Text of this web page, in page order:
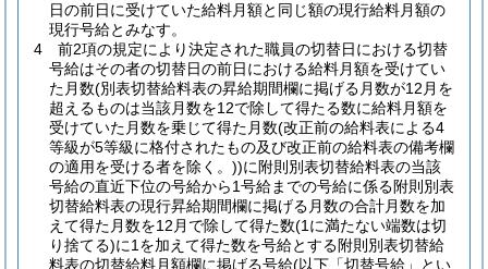
日の前日に受けていた給料月額と同じ額の現行給料月額の
現行号給とみなす。
4
前2項の規定により決定された職員の切替日における切替
号給はその者の切替日の前日における給料月額を受けてい
た月数(別表切替給料表の昇給期間欄に掲げる月数が12月を
超えるものは当該月数を12で除して得たる数に給料月額を
受けていた月数を乗じて得た月数(改正前の給料表による4
等級が5等級に格付されたもの及び改正前の給料表の備考欄
の適用を受ける者を除く。))に附則別表切替給料表の当該
号給の直近下位の号給から1号給までの号給に係る附則別表
切替給料表の現行昇給期間欄に掲げる月数の合計月数を加
えて得た月数を12月で除して得た数(1に満たない端数は切
り捨てる)に1を加えて得た数を号給とする附則別表切替給
料表の切替給料月額欄に掲げる号給(以下「切替号給」とい